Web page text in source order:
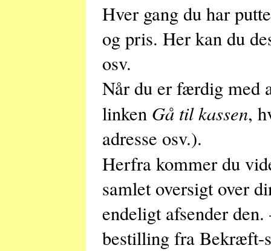
Hver gang du har
og pris. Her kan du
osv.
Når du er færdig med
linken Gå til kassen,
adresse osv.).
Herfra kommer du
samlet oversigt over
endeligt afsender
bestilling fra Bekræft-